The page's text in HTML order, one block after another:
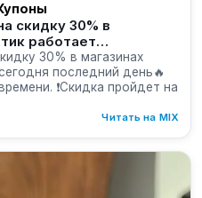
скидку 30% в
работает…
30% в магазинах
последний день🔥
❗️Скидка пройдет на
Читать на MIX